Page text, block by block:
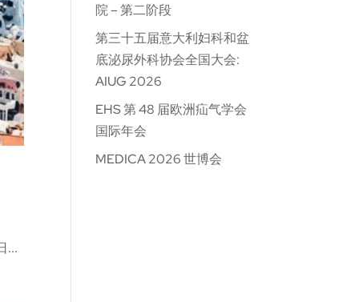
...
院 – 第二阶段
第三十五届意大利妇科和盆
底泌尿外科协会全国大会:
AIUG 2026
EHS 第 48 届欧洲疝气学会
国际年会
MEDICA 2026 世博会